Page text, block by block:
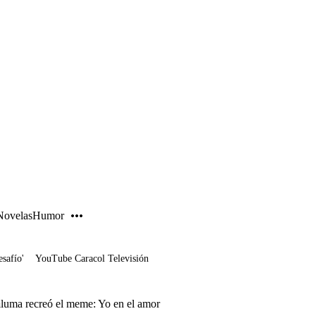
Humor
YouTube Caracol Televisión
recreó el meme: Yo en el amor